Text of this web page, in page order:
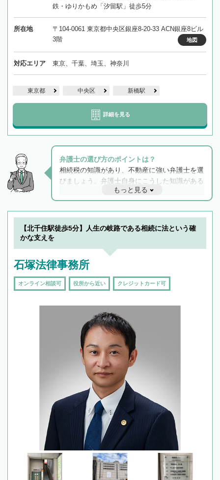
鉄・ゆりかもめ「汐留駅」徒歩5分
所在地
〒104-0061 東京都中央区銀座8-20-33 ACN銀座8ビル
3階
地図
対応エリア 東京、千葉、埼玉、神奈川
東京都 中央区 新橋駅
詳細を見る
弁護士の選び方のポイントは？
相続税の知識があり、不動産に強い弁護士を選
びましょう。弁護士自身にこうした知識がある
と他士業との連携もスムーズに進み、トラブル
解決のみならず相続をトータルで任せることが
できます。また、相続は感情がからむ分野なの
でフィーリングも重要です。実際に電話や面談
もっと見る
【北千住駅徒歩5分】人生の岐路である相続に法という確
かな支えを
石塚法律事務所
オンライン相談可 役所から近い クレジットカード可